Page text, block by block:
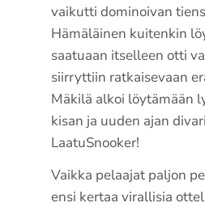
vaikutti dominoivan
Hämäläinen kuitenkin
saatuaan itselleen otti
siirryttiin ratkaisevaan
Mäkilä alkoi löytämään
kisan ja uuden ajan
LaatuSnooker!
Vaikka pelaajat paljon
ensi kertaa virallisia